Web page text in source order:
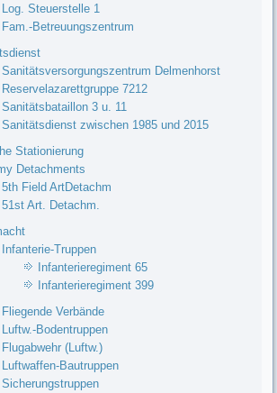
Log. Steuerstelle 1
Fam.-Betreuungszentrum
Sanitätsversorgungszentrum Delmenhorst
Reservelazarettgruppe 7212
Sanitätsbataillon 3 u. 11
Sanitätsdienst zwischen 1985 und 2015
Stationierung
Detachments
5th Field ArtDetachm
51st Art. Detachm.
Infanterie-Truppen
Infanterieregiment 65
Infanterieregiment 399
Fliegende Verbände
Luftw.-Bodentruppen
Flugabwehr (Luftw.)
Luftwaffen-Bautruppen
Sicherungstruppen